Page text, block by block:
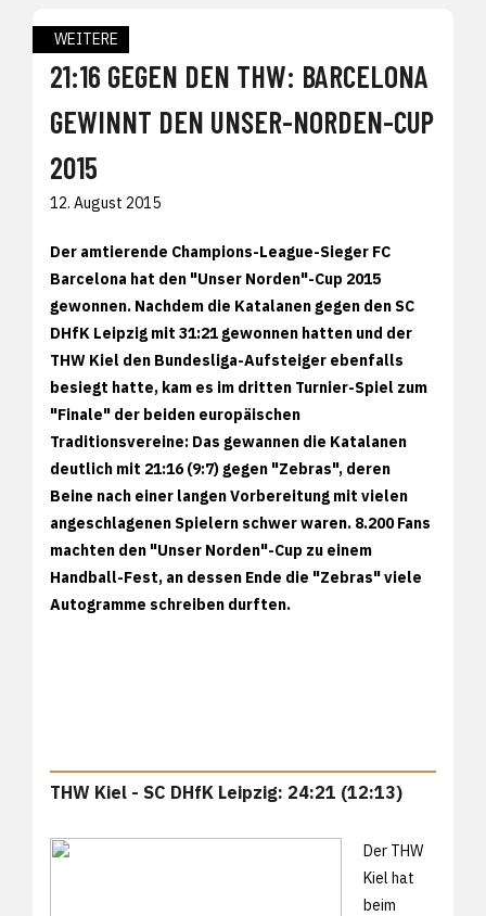
WEITERE
21:16 GEGEN DEN THW: BARCELONA
GEWINNT DEN UNSER-NORDEN-CUP
2015
12. August 2015
Der amtierende Champions-League-Sieger FC
Barcelona hat den "Unser Norden"-Cup 2015
gewonnen. Nachdem die Katalanen gegen den SC
DHfK Leipzig mit 31:21 gewonnen hatten und der
THW Kiel den Bundesliga-Aufsteiger ebenfalls
besiegt hatte, kam es im dritten Turnier-Spiel zum
"Finale" der beiden europäischen
Traditionsvereine: Das gewannen die Katalanen
deutlich mit 21:16 (9:7) gegen "Zebras", deren
Beine nach einer langen Vorbereitung mit vielen
angeschlagenen Spielern schwer waren. 8.200 Fans
machten den "Unser Norden"-Cup zu einem
Handball-Fest, an dessen Ende die "Zebras" viele
Autogramme schreiben durften.
THW Kiel - SC DHfK Leipzig: 24:21 (12:13)
Der THW
Kiel hat
beim